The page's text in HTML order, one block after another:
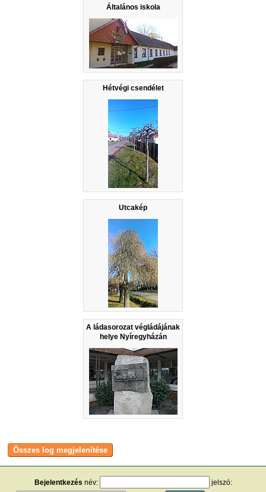
Általános iskola
Hétvégi csendélet
Utcakép
A ládasorozat végládájának
helye Nyíregyházán
Bejelentkezés név: jelszó: